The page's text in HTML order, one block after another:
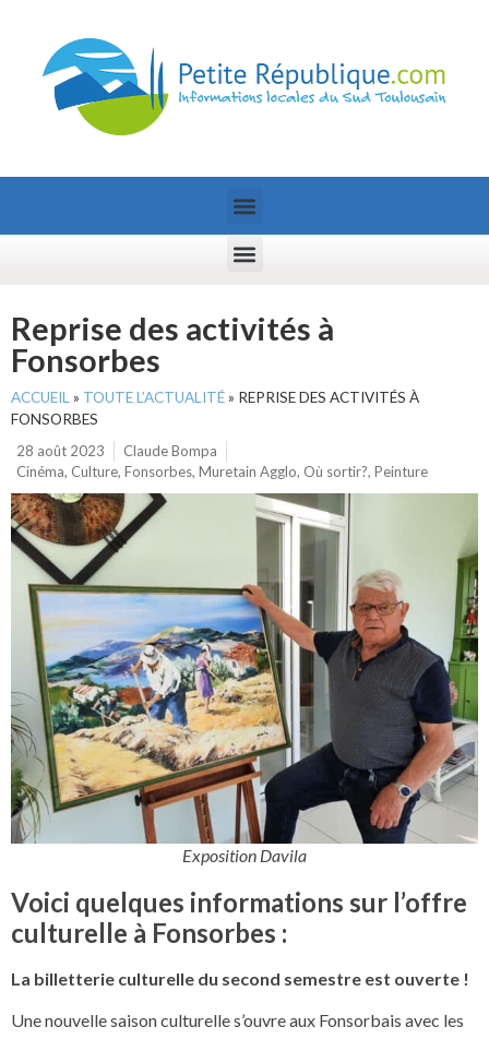
Reprise des activités à
Fonsorbes
ACCUEIL » TOUTE L’ACTUALITÉ» REPRISE DES ACTIVITÉS À
FONSORBES
28 août 2023
Claude Bompa
Cinéma, Culture, Fonsorbes, Muretain Agglo, Où sortir?, Peinture
Exposition Davila
Voici quelques informations sur l’offre
culturelle à Fonsorbes :
La billetterie culturelle du second semestre est ouverte !
Une nouvelle saison culturelle s’ouvre aux Fonsorbais avec les